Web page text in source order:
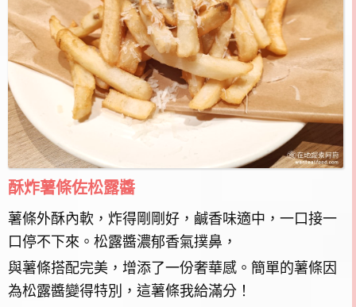
酥炸薯條佐松露醬
薯條外酥內軟，炸得剛剛好，鹹香味適中，一口接一
口停不下來。松露醬濃郁香氣撲鼻，
與薯條搭配完美，增添了一份奢華感。簡單的薯條因
為松露醬變得特別，這薯條我給滿分！